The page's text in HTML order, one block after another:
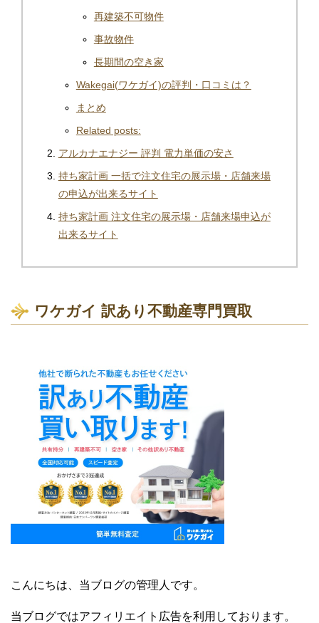
再建築不可物件
事故物件
長期間の空き家
Wakegai(ワケガイ)の評判・口コミは？
まとめ
Related posts:
アルカナエナジー 評判 電力単価の安さ
持ち家計画 一括で注文住宅の展示場・店舗来場
の申込が出来るサイト
持ち家計画 注文住宅の展示場・店舗来場申込が
出来るサイト
ワケガイ 訳あり不動産専門買取
こんにちは、当ブログの管理人です。
当ブログではアフィリエイト広告を利用しております。